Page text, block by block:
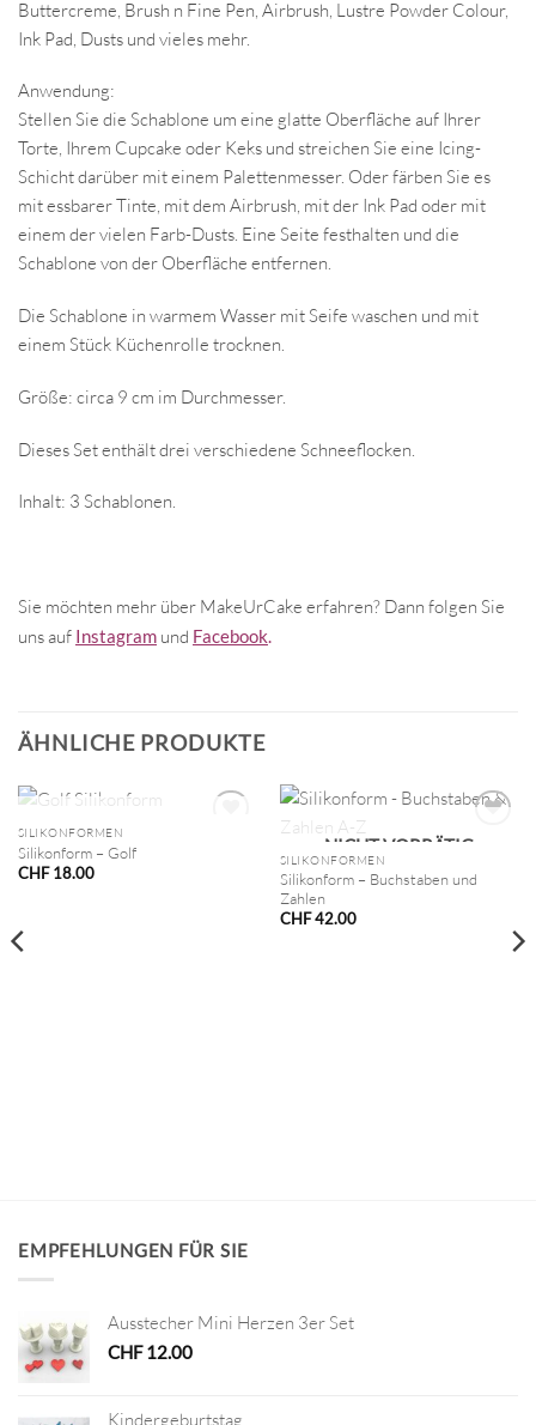
Buttercreme, Brush n Fine Pen, Airbrush, Lustre Powder Colour,
Ink Pad, Dusts und vieles mehr.
Anwendung:
Stellen Sie die Schablone um eine glatte Oberfläche auf Ihrer
Torte, Ihrem Cupcake oder Keks und streichen Sie eine Icing-
Schicht darüber mit einem Palettenmesser. Oder färben Sie es
mit essbarer Tinte, mit dem Airbrush, mit der Ink Pad oder mit
einem der vielen Farb-Dusts. Eine Seite festhalten und die
Schablone von der Oberfläche entfernen.
Die Schablone in warmem Wasser mit Seife waschen und mit
einem Stück Küchenrolle trocknen.
Größe: circa 9 cm im Durchmesser.
Dieses Set enthält drei verschiedene Schneeflocken.
Inhalt: 3 Schablonen.
Sie möchten mehr über MakeUrCake erfahren? Dann folgen Sie
uns auf Instagram und Facebook.
ÄHNLICHE PRODUKTE
NICHT VORRÄTIG
SILIKONFORMEN
Silikonform – Golf
CHF18.00
NICHT VORRÄTIG
SILIKONFORMEN
Silikonform – Buchstaben und
Zahlen
CHF42.00
EMPFEHLUNGEN FÜR SIE
Ausstecher Mini Herzen 3er Set
CHF12.00
Kindergeburtstag